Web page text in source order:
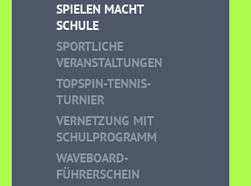
SPIELEN MACHT
SCHULE
SPORTLICHE
VERANSTALTUNGEN
TOPSPIN-TENNIS-
TURNIER
VERNETZUNG MIT
SCHULPROGRAMM
WAVEBOARD-
FÜHRERSCHEIN